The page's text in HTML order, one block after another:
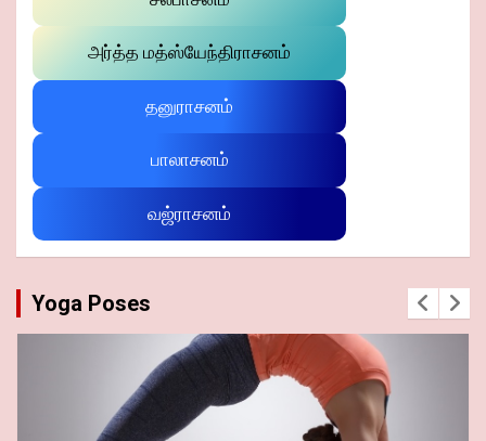
அர்த்த மத்ஸ்யேந்திராசனம்
தனுராசனம்
பாலாசனம்
வஜ்ராசனம்
Yoga Poses